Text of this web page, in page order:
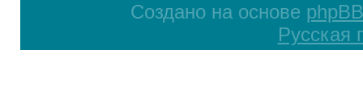
Создано на основе phpBB
Русская